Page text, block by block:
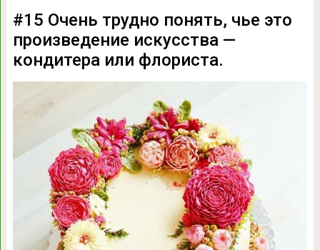
#15 Очень трудно понять, чье это
произведение искусства —
кондитера или флориста.